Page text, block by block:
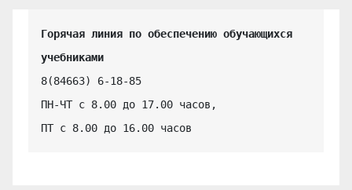
Горячая линия по обеспечению обучающихся
учебниками
8(84663) 6-18-85
ПН-ЧТ с 8.00 до 17.00 часов,
ПТ с 8.00 до 16.00 часов